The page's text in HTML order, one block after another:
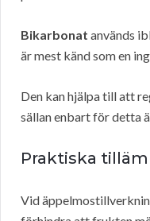
Bikarbonat används
är mest känd som en
Den kan hjälpa till att
sällan enbart för detta
Praktiska
Vid